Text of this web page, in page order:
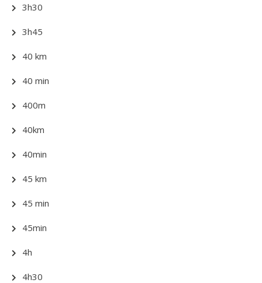
3h30
3h45
40 km
40 min
400m
40km
40min
45 km
45 min
45min
4h
4h30